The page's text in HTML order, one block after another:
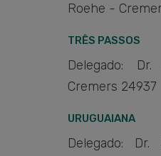
Roehe -
TRÊS PASSOS
Delegado:
Cremers 24937
URUGUAIANA
Delegado: